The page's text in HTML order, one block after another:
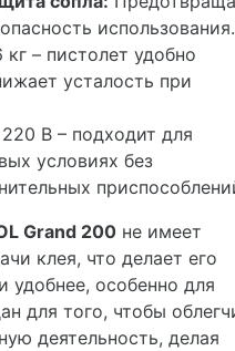
использования.
кг – пистолет удобно
усталость при
220 В – подходит для
условиях без
Grand 200 не имеет
клея, что делает его
удобнее, особенно для
для того, чтобы
деятельность, делая